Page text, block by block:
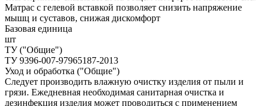
Матрас с гелевой вставкой позволяет снизить напряжение
мышц и суставов, снижая дискомфорт
Базовая единица
шт
ТУ ("Общие")
ТУ 9396-007-97965187-2013
Уход и обработка ("Общие")
Следует производить влажную очистку изделия от пыли и
грязи. Ежедневная необходимая санитарная очистка и
дезинфекция изделия может проводиться с применением